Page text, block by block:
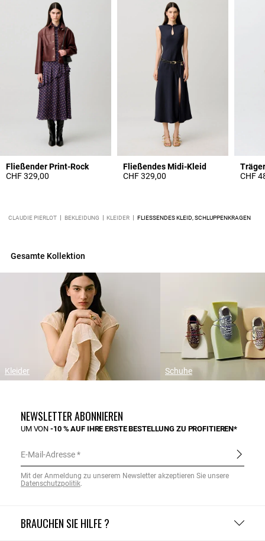
Fließender Print-Rock
CHF 329,00
Fließendes Midi-Kleid
CHF 329,00
CHF
CLAUDIE PIERLOT BEKLEIDUNG KLEIDER FLIESSENDES KLEID, SCHLUPPENKRAGEN
Gesamte Kollektion
Kleider Schuhe
BRAUCHEN SIE HILFE ?
NEWSLETTER ABONNIEREN
UM VON-10 % AUF IHRE ERSTE BESTELLUNG ZU PROFITIEREN*
E-Mail-Adresse
Mit der Anmeldung zu unserem Newsletter akzeptieren Sie unsere
Datenschutzpolitik.